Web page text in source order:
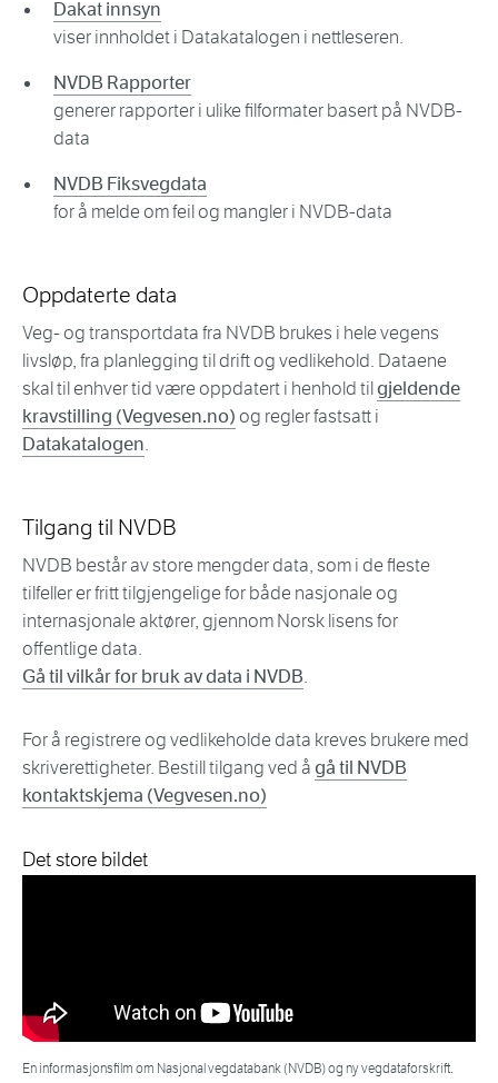
Dakat innsyn
viser innholdet i Datakatalogen i nettleseren.
NVDB Rapporter
generer rapporter i ulike filformater basert på NVDB-
data
NVDB Fiksvegdata
for å melde om feil og mangler i NVDB-data
Oppdaterte data
Veg- og transportdata fra NVDB brukes i hele vegens
livsløp, fra planlegging til drift og vedlikehold. Dataene
skal til enhver tid være oppdatert i henhold tilgjeldende
kravstilling (Vegvesen.no)og regler fastsatt i
Datakatalogen.
Tilgang til NVDB
NVDB består av store mengder data, som i de fleste
tilfeller er fritt tilgjengelige for både nasjonale og
internasjonale aktører, gjennom Norsk lisens for
offentlige data.
Gå til vilkår for bruk av data i NVDB.
For å registrere og vedlikeholde data kreves brukere med
skriverettigheter. Bestill tilgang ved å gå til NVDB
kontaktskjema (Vegvesen.no)
Det store bildet
En informasjonsfilm om Nasjonal vegdatabank (NVDB) og ny vegdataforskrift.